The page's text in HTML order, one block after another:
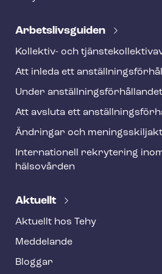
Ar­bets­livs­gui­den
Kollektiv- och
Att inleda ett
Under an­ställ­nings­för­hål­lan­det
Att avsluta ett
Ändringar och
Internationell rekrytering
hälsovården
Aktuellt
Aktuellt hos Tehy
Meddelande
Bloggar